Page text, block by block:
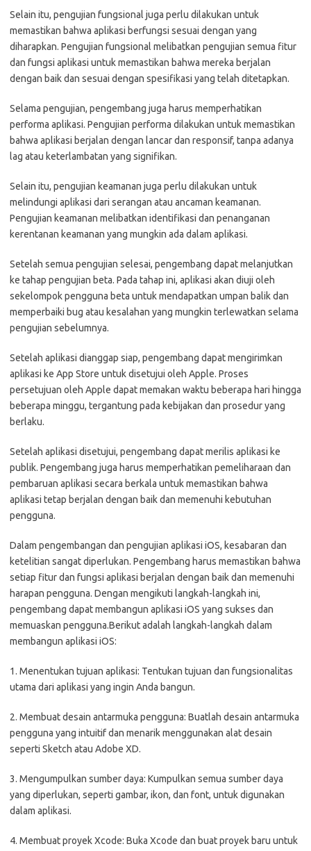
Selain itu, pengujian fungsional juga perlu dilakukan untuk
memastikan bahwa aplikasi berfungsi sesuai dengan yang
diharapkan. Pengujian fungsional melibatkan pengujian semua fitur
dan fungsi aplikasi untuk memastikan bahwa mereka berjalan
dengan baik dan sesuai dengan spesifikasi yang telah ditetapkan.
Selama pengujian, pengembang juga harus memperhatikan
performa aplikasi. Pengujian performa dilakukan untuk memastikan
bahwa aplikasi berjalan dengan lancar dan responsif, tanpa adanya
lag atau keterlambatan yang signifikan.
Selain itu, pengujian keamanan juga perlu dilakukan untuk
melindungi aplikasi dari serangan atau ancaman keamanan.
Pengujian keamanan melibatkan identifikasi dan penanganan
kerentanan keamanan yang mungkin ada dalam aplikasi.
Setelah semua pengujian selesai, pengembang dapat melanjutkan
ke tahap pengujian beta. Pada tahap ini, aplikasi akan diuji oleh
sekelompok pengguna beta untuk mendapatkan umpan balik dan
memperbaiki bug atau kesalahan yang mungkin terlewatkan selama
pengujian sebelumnya.
Setelah aplikasi dianggap siap, pengembang dapat mengirimkan
aplikasi ke App Store untuk disetujui oleh Apple. Proses
persetujuan oleh Apple dapat memakan waktu beberapa hari hingga
beberapa minggu, tergantung pada kebijakan dan prosedur yang
berlaku.
Setelah aplikasi disetujui, pengembang dapat merilis aplikasi ke
publik. Pengembang juga harus memperhatikan pemeliharaan dan
pembaruan aplikasi secara berkala untuk memastikan bahwa
aplikasi tetap berjalan dengan baik dan memenuhi kebutuhan
pengguna.
Dalam pengembangan dan pengujian aplikasi iOS, kesabaran dan
ketelitian sangat diperlukan. Pengembang harus memastikan bahwa
setiap fitur dan fungsi aplikasi berjalan dengan baik dan memenuhi
harapan pengguna. Dengan mengikuti langkah-langkah ini,
pengembang dapat membangun aplikasi iOS yang sukses dan
memuaskan pengguna.Berikut adalah langkah-langkah dalam
membangun aplikasi iOS:
1. Menentukan tujuan aplikasi: Tentukan tujuan dan fungsionalitas
utama dari aplikasi yang ingin Anda bangun.
2. Membuat desain antarmuka pengguna: Buatlah desain antarmuka
pengguna yang intuitif dan menarik menggunakan alat desain
seperti Sketch atau Adobe XD.
3. Mengumpulkan sumber daya: Kumpulkan semua sumber daya
yang diperlukan, seperti gambar, ikon, dan font, untuk digunakan
dalam aplikasi.
4. Membuat proyek Xcode: Buka Xcode dan buat proyek baru untuk